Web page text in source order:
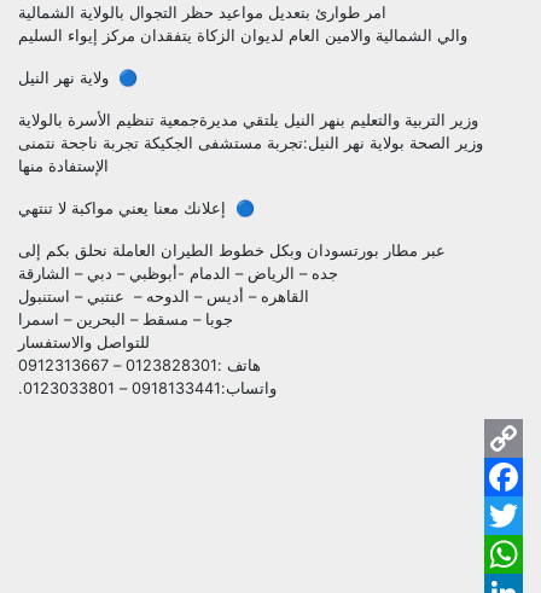
امر طوارئ بتعديل مواعيد حظر التجوال بالولاية الشمالية
والي الشمالية والامين العام لديوان الزكاة يتفقدان مركز إيواء السليم
🔵 ولاية نهر النيل
وزير التربية والتعليم بنهر النيل يلتقي مديرةجمعية تنظيم الأسرة بالولاية
وزير الصحة بولاية نهر النيل:تجربة مستشفى الجكيكة تجربة ناجحة نتمنى
الإستفادة منها
🔵 إعلانك معنا يعني مواكبة لا تنتهي
عبر مطار بورتسودان وبكل خطوط الطيران العاملة نحلق بكم إلى
جده – الرياض – الدمام -أبوظبي – دبي – الشارقة
القاهره – أديس – الدوحه – عنتبي – استنبول
جوبا – مسقط – البحرين – اسمرا
للتواصل والاستفسار
هاتف :0123828301 – 0912313667
واتساب:0918133441 – 0123033801.